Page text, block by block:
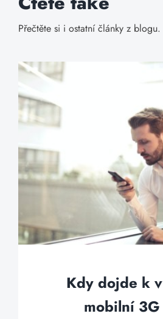
Přečtěte si i ostatní články z blogu.
Kdy dojde k
mobilní